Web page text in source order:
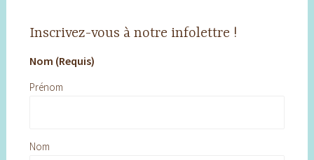
Inscrivez-vous à notre infolettre !
Nom (Requis)
Prénom
Nom